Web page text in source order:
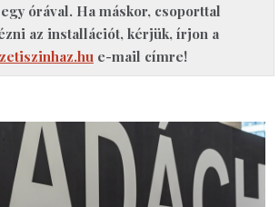
órával. Ha máskor, csoporttal
az installációt, kérjük, írjon a
e-mail címre!